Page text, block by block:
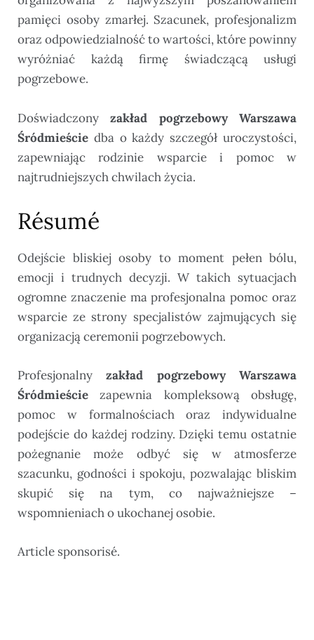
pamięci osoby zmarłej. Szacunek, profesjonalizm
oraz odpowiedzialność to wartości, które powinny
wyróżniać każdą firmę świadczącą usługi
pogrzebowe.
Doświadczonyzakład pogrzebowy Warszawa
Śródmieście dba o każdy szczegół uroczystości,
zapewniając rodzinie wsparcie i pomoc w
najtrudniejszych chwilach życia.
Résumé
Odejście bliskiej osoby to moment pełen bólu,
emocji i trudnych decyzji. W takich sytuacjach
ogromne znaczenie ma profesjonalna pomoc oraz
wsparcie ze strony specjalistów zajmujących się
organizacją ceremonii pogrzebowych.
Profesjonalnyzakład pogrzebowy Warszawa
Śródmieście zapewnia kompleksową obsługę,
pomoc w formalnościach oraz indywidualne
podejście do każdej rodziny. Dzięki temu ostatnie
pożegnanie może odbyć się w atmosferze
szacunku, godności i spokoju, pozwalając bliskim
skupić się na tym, co najważniejsze –
wspomnieniach o ukochanej osobie.
Article sponsorisé.